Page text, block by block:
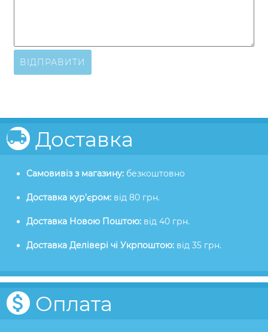
ВІДПРАВИТИ
Доставка
Самовивіз з магазину: безкоштовно
Доставка кур'єром: від 80 грн.
Доставка Новою Поштою: від 40 грн.
Доставка Делівері чі Укрпоштою: від 35 грн.
Оплата